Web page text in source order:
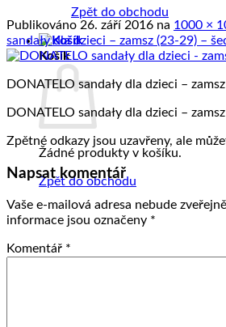
Zpět do obchodu
Košík
Žádné produkty v košíku.
Zpět do obchodu
Publikováno 26. září 2016 na 1000 ×
sandały dla dzieci – zamsz (23-29) –
DONATELO sandały dla dzieci –
DONATELO sandały dla dzieci –
Zpětné odkazy jsou uzavřeny, ale
Napsat komentář
Vaše e-mailová adresa nebude
informace jsou označeny *
Komentář *